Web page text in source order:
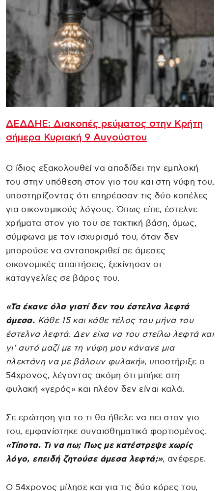
ΔΕΔΔΗΕ: Διακοπές ρεύματος στην Κρήτη
σήμερα Κυριακή 9 Αυγούστου
Ο ίδιος εξακολουθεί να αποδίδει την εμπλοκή
του στην υπόθεση στον γιο του και στη νύφη του,
υποστηρίζοντας ότι επηρέασαν τις δύο κοπέλες
για οικονομικούς λόγους. Όπως είπε, έστελνε
χρήματα στον γιο του σε τακτική βάση, όμως,
σύμφωνα με τον ισχυρισμό του, όταν δεν
μπορούσε να ανταποκριθεί σε άμεσες
οικονομικές απαιτήσεις, ξεκίνησαν οι
καταγγελίες σε βάρος του.
«Τα έκανε όλα γιατί δεν του έστελνα λεφτά
άμεσα. Κάθε 15 και κάθε τέλος του μήνα του
έστελνα λεφτά. Δεν είχα να του στείλω λεφτά και
γι’ αυτό μαζί με τη νύφη μου κάνανε μια
πλεκτάνη να με βάλουν φυλακή», υποστήριξε ο
54χρονος, λέγοντας ακόμη ότι μπήκε στη
φυλακή «γερός» και πλέον δεν είναι καλά.
Σε ερώτηση για το τι θα ήθελε να πει στον γιο
του, εμφανίστηκε συναισθηματικά φορτισμένος.
«Τίποτα. Τι να πω; Πως με κατέστρεψε χωρίς
λόγο, επειδή ζητούσε άμεσα λεφτά;», ανέφερε.
Ο 54χρονος μίλησε και για τις δύο κόρες του,